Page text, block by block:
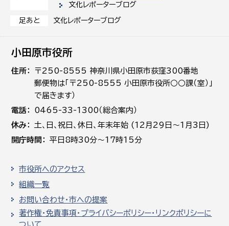
文化レポーターブログ
足あと 文化レポーターブログ
小田原市役所
住所
〒250-8555 神奈川県小田原市荻窪300番地
郵便物は「〒250-8555 小田原市役所○○課（室）」
で届きます）
電話
0465-33-1300（総合案内）
休み
土､日､祝日、休日、年末年始 (12月29日～1月3日)
開庁時間
平日8時30分～17時15分
市役所へのアクセス
組織一覧
お問い合わせ・市への提案
著作権・免責事項・プライバシーポリシー・リンクポリシーに
ついて